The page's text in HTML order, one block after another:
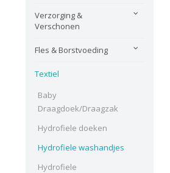
Verzorging &
Verschonen
Fles & Borstvoeding
Textiel
Baby
Draagdoek/Draagzak
Hydrofiele doeken
Hydrofiele washandjes
Hydrofiele